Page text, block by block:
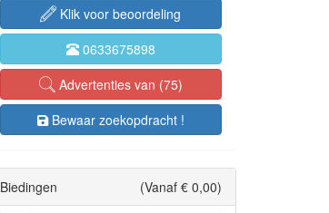
Klik voor beoordeling
0633675898
Advertenties van (75)
Bewaar zoekopdracht !
Biedingen (Vanaf € 0,00)